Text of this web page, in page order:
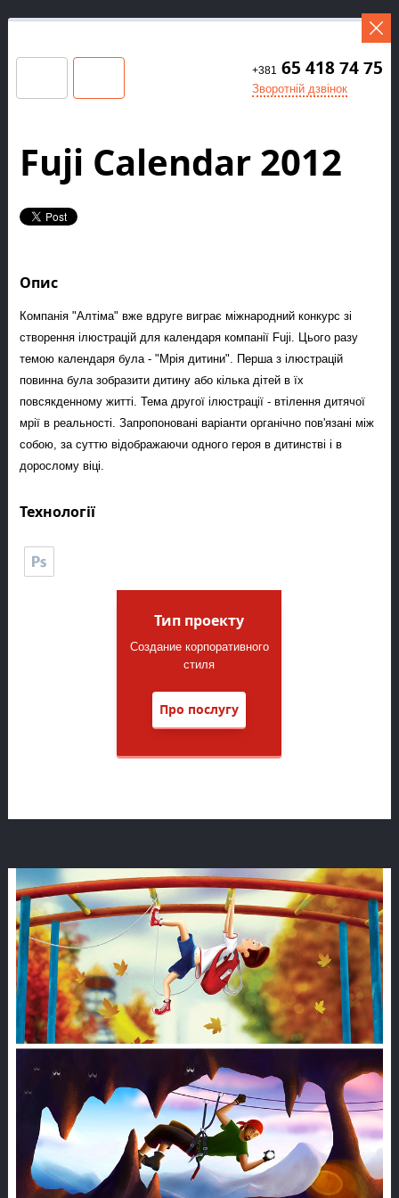
+381 65 418 74 75
Зворотній дзвінок
Fuji Calendar 2012
Опис
Компанія "Алтіма" вже вдруге виграє міжнародний конкурс зі
створення ілюстрацій для календаря компанії Fuji. Цього разу
темою календаря була - "Мрія дитини". Перша з ілюстрацій
повинна була зобразити дитину або кілька дітей в їх
повсякденному житті. Тема другої ілюстрації - втілення дитячої
мрії в реальності. Запропоновані варіанти органічно пов'язані між
собою, за суттю відображаючи одного героя в дитинстві і в
дорослому віці.
Технології
Тип проекту
Создание корпоративного
стиля
Про послугу